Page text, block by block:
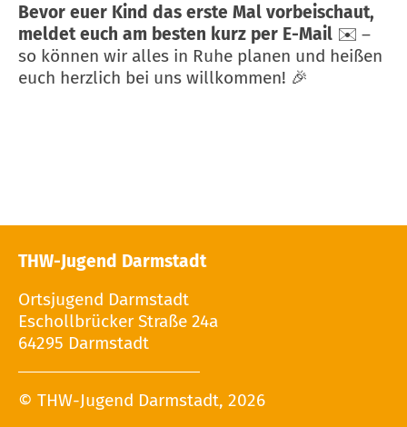
Bevor euer Kind das erste Mal vorbeischaut,
meldet euch am besten kurz per E-Mail ✉️ –
so können wir alles in Ruhe planen und heißen
euch herzlich bei uns willkommen! 🎉
THW-Jugend Darmstadt
Ortsjugend Darmstadt
Eschollbrücker Straße 24a
64295 Darmstadt
© THW-Jugend Darmstadt, 2026